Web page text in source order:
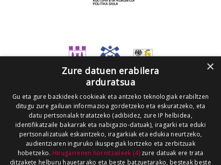
×
Zure datuen erabilera
arduratsua
Gu eta gure bazkideek cookieak eta antzeko teknologiak erabiltzen
ditugu zure gailuan informazioa gordetzeko eta eskuratzeko, eta
datu pertsonalak tratatzeko (adibidez, zure IP helbidea,
identifikatzaile bakarrak eta nabigazio-datuak), iragarki eta eduki
pertsonalizatuak eskaintzeko, iragarkiak eta edukia neurtzeko,
audientziaren inguruko ikuspegiak lortzeko eta zerbitzuak
hobetzeko. Hirugarrenen hornitzaileek (4)zure datuak ere trata
ditzakete helburu hauetarako eta beste batzuetarako, besteak beste